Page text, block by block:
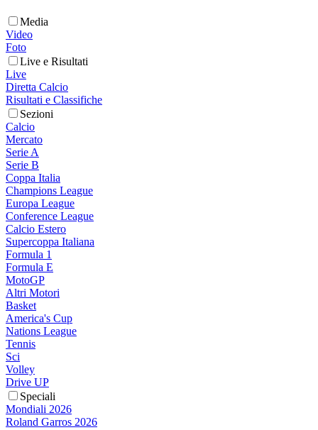
Media
Video
Foto
Live e Risultati
Live
Diretta Calcio
Risultati e Classifiche
Sezioni
Calcio
Mercato
Serie A
Serie B
Coppa Italia
Champions League
Europa League
Conference League
Calcio Estero
Supercoppa Italiana
Formula 1
Formula E
MotoGP
Altri Motori
Basket
America's Cup
Nations League
Tennis
Sci
Volley
Drive UP
Speciali
Mondiali 2026
Roland Garros 2026